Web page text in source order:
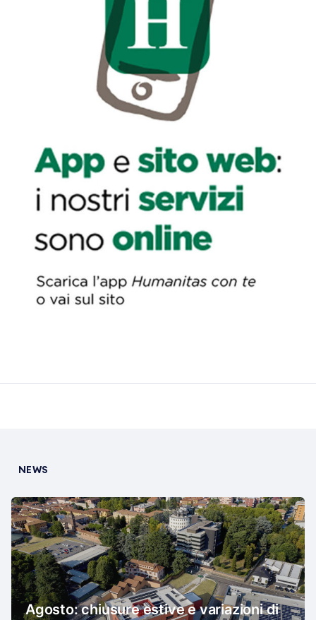
NEWS
Agosto: chiusure estive e variazioni di